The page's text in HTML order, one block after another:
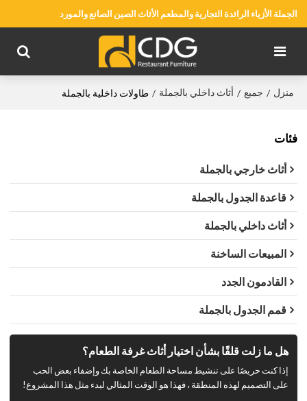
الجملة الأزياء الرائدة التجارية والمطعم الأثاث الصين الصانع والمورد
منزل / جميع / أثاث داخلي بالجملة / طاولات داخلية بالجملة
فئات
أثاث خارجي بالجملة
قاعدة الجدول بالجملة
أثاث داخلي بالجملة
المبيعات الساخنة
القادمون الجدد
قمم الجدول بالجملة
هل ما زلت قلقًا بشأن اختيار أثاث غرفة الطعام؟
إذا كنت حريصًا على تنشيط مساحة الطعام الخاصة بك وإضفاء بعض الحب
على التصميم لهذه المنطقة ، فهذا هو الوقت المثالي لبدء مثل هذا المشروع!